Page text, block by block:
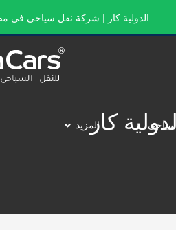
الدولية كار | شركة نقل سياحي في
المزيد